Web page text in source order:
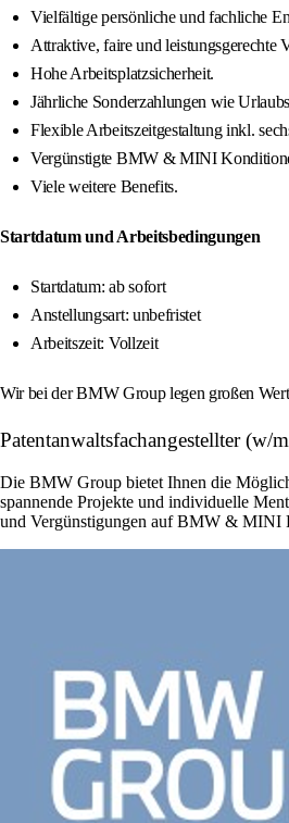
Vielfältige persönliche und fachliche
Attraktive, faire und leistungsgerechte
Hohe Arbeitsplatzsicherheit.
Jährliche Sonderzahlungen wie
Flexible Arbeitszeitgestaltung inkl.
Vergünstigte BMW & MINI
Viele weitere Benefits.
Startdatum und Arbeitsbedingungen
Startdatum: ab sofort
Anstellungsart: unbefristet
Arbeitszeit: Vollzeit
Wir bei der BMW Group legen großen
Patentanwaltsfachangestellter
Die BMW Group bietet Ihnen die
spannende Projekte und individuelle
und Vergünstigungen auf BMW & MINI